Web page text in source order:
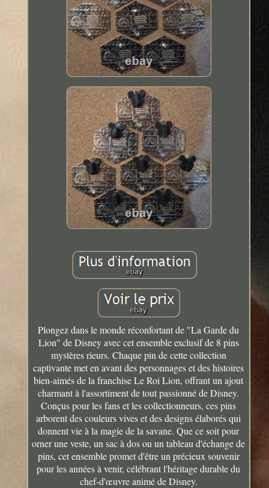
Plongez dans le monde réconfortant de "La Garde du
Lion" de Disney avec cet ensemble exclusif de 8 pins
mystères rieurs. Chaque pin de cette collection
captivante met en avant des personnages et des histoires
bien-aimés de la franchise Le Roi Lion, offrant un ajout
charmant à l'assortiment de tout passionné de Disney.
Conçus pour les fans et les collectionneurs, ces pins
arborent des couleurs vives et des designs élaborés qui
donnent vie à la magie de la savane. Que ce soit pour
orner une veste, un sac à dos ou un tableau d'échange de
pins, cet ensemble promet d'être un précieux souvenir
pour les années à venir, célébrant l'héritage durable du
chef-d'œuvre animé de Disney.